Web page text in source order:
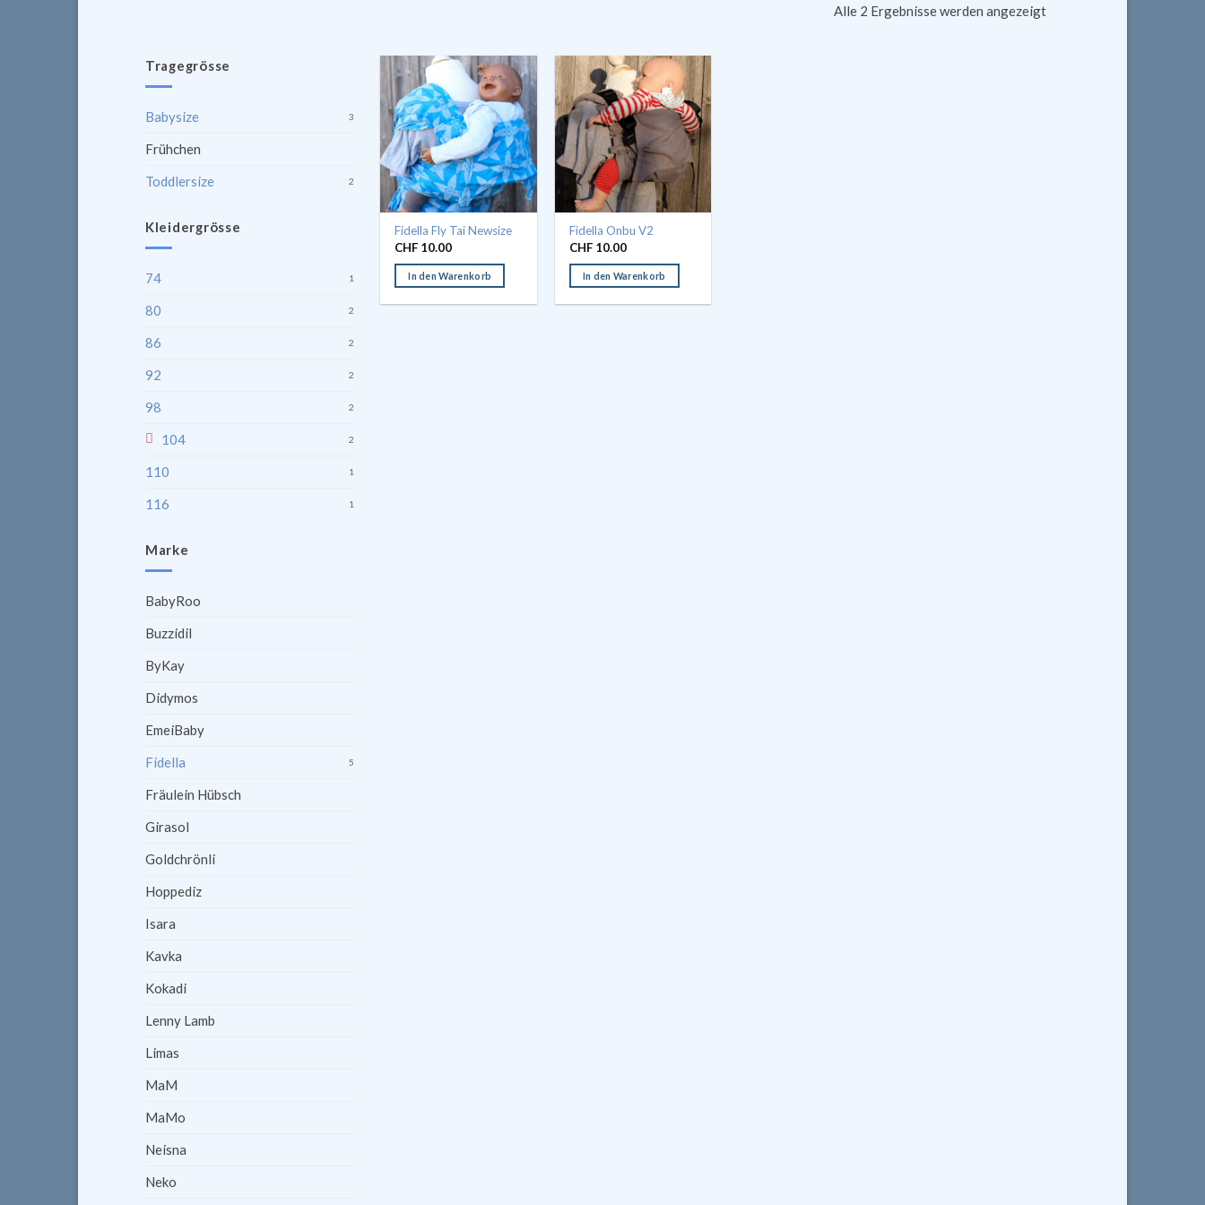
Alle 2 Ergebnisse werden angezeigt
Tragegrösse
Babysize 3
Frühchen
Toddlersize
2
Kleidergrösse
74 1
80 2
86 2
92 2
98 2
104 2
110 1
116 1
Marke
BabyRoo
Buzzidil
ByKay
Didymos
EmeiBaby
Fidella
5
Fräulein Hübsch
Girasol
Goldchrönli
Hoppediz
Isara
Kavka
Kokadi
Lenny Lamb
Limas
MaM
MaMo
Neisna
Neko
Fidella Fly Tai Newsize
CHF 10.00
In den Warenkorb
Fidella Onbu V2
CHF10.00
In den Warenkorb